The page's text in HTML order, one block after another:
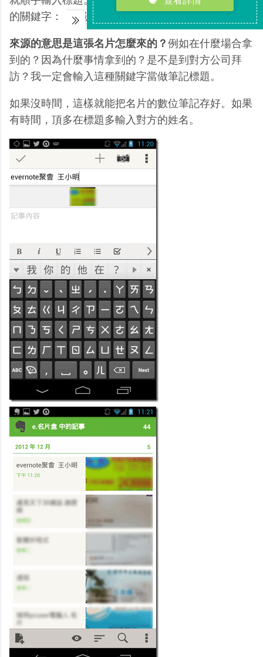
的關鍵字：「來源」。
來源的意思是這張名片怎麼來的？例如在什麼場合拿
到的？因為什麼事情拿到的？是不是到對方公司拜
訪？我一定會輸入這種關鍵字當做筆記標題。
如果沒時間，這樣就能把名片的數位筆記存好。如果
有時間，頂多在標題多輸入對方的姓名。